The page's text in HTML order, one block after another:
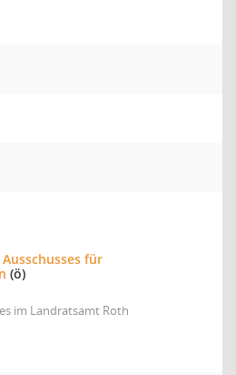
für
(ö)
im Landratsamt Roth